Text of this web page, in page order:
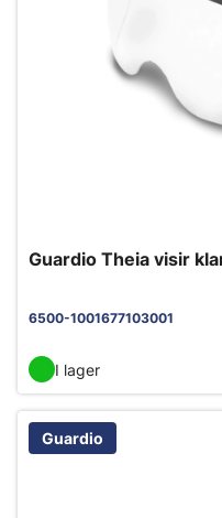
Guardio Theia visir
6500-1001677103001
I lager
Guardio